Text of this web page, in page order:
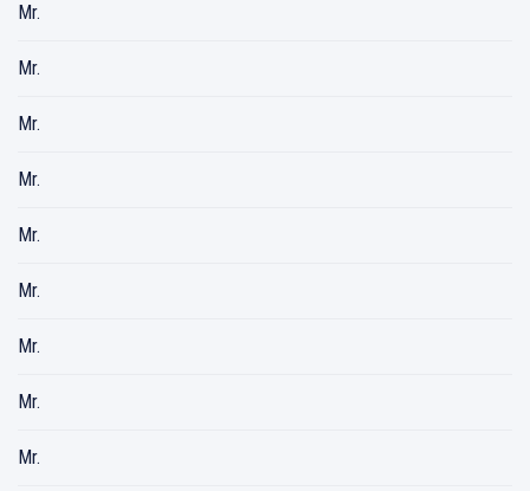
Mr.
Mr.
Mr.
Mr.
Mr.
Mr.
Mr.
Mr.
Mr.